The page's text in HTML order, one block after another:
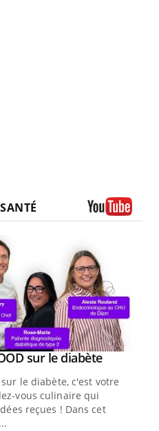
sur le diabèteYoutube
le diabète, c'est votre
vous culinaire qui
reçues ! Dans cet